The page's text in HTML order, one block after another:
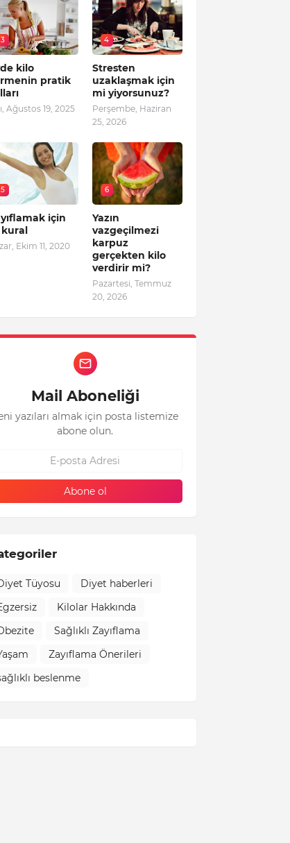
3
kilo
pratik
Ağustos 19, 2025
4
Stresten
uzaklaşmak için
mi yiyorsunuz?
Perşembe, Haziran
25, 2026
5
için
kural
Ekim 11, 2020
6
Yazın
vazgeçilmezi
karpuz
gerçekten kilo
verdirir mi?
Pazartesi, Temmuz
20, 2026
Mail Aboneliği
yazıları almak için posta listemize
abone olun.
Tüyosu
Diyet haberleri
Kilolar Hakkında
Sağlıklı Zayıflama
Zayıflama Önerileri
beslenme